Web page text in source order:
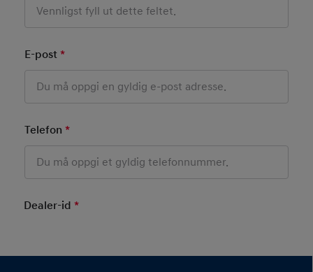
E-post *Mandatory Field
Telefon *Mandatory Field
Dealer-id*